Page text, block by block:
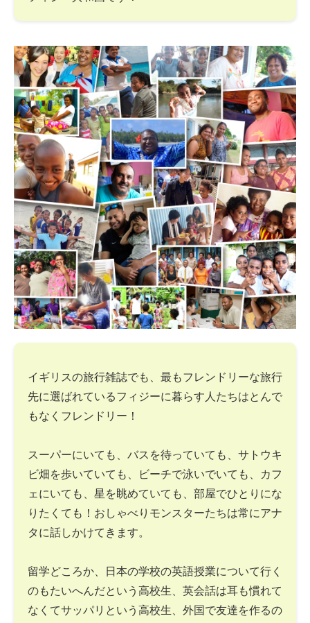
イギリスの旅行雑誌でも、最もフレンドリーな旅行
先に選ばれているフィジーに暮らす人たちはとんで
もなくフレンドリー！
スーパーにいても、バスを待っていても、サトウキ
ビ畑を歩いていても、ビーチで泳いでいても、カフ
ェにいても、星を眺めていても、部屋でひとりにな
りたくても！おしゃべりモンスターたちは常にアナ
タに話しかけてきます。
留学どころか、日本の学校の英語授業について行く
のもたいへんだという高校生、英会話は耳も慣れて
なくてサッパリという高校生、外国で友達を作るの